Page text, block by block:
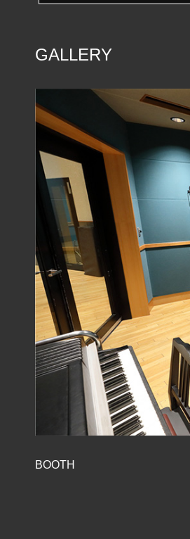
GALLERY
BOOTH